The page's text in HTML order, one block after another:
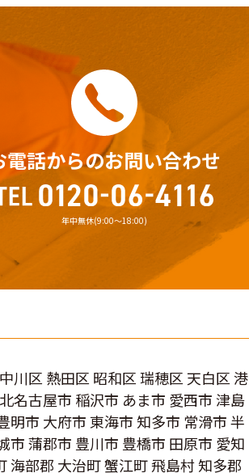
電話からのお問い合わせ
年中無休(9:00〜18:00)
川区 熱田区 昭和区 瑞穂区 天白区 港
名古屋市 稲沢市 あま市 愛西市 津島
明市 大府市 東海市 知多市 常滑市 半
市 蒲郡市 豊川市 豊橋市 田原市 愛知
海部郡 大治町 蟹江町 飛島村 知多郡